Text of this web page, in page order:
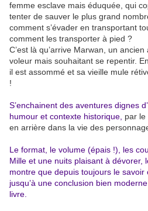
femme esclave mais éduquée, qui
tenter de sauver le plus grand
comment s’évader en transportant
comment les transporter à pied ?
C’est là qu’arrive Marwan, un
voleur mais souhaitant se repentir.
il est assommé et sa vieille mule
!
S’enchainent des aventures dignes
humour et contexte historique, par le
en arrière dans la vie des
Le format, le volume (épais !), les
Mille et une nuits plaisant à dévorer,
montre que depuis toujours le savoir
jusqu’à une conclusion bien
livre.